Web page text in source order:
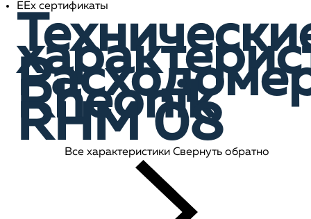
EEx сертификаты
Rheonik
RHM 08
Все характеристики Свернуть обратно